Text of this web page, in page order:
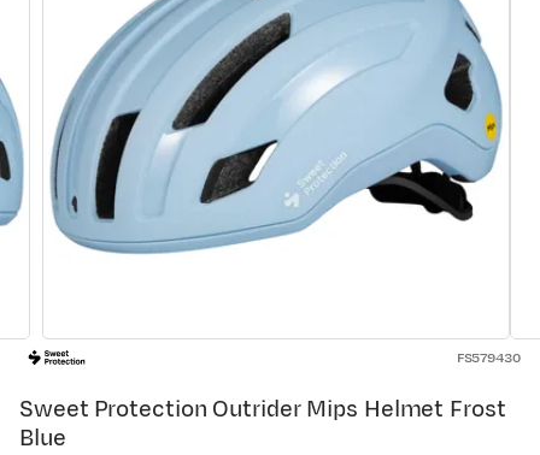
FS579430
Sweet Protection Outrider Mips Helmet Frost
Blue